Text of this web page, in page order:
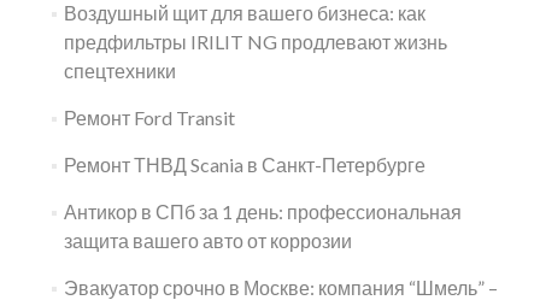
Воздушный щит для вашего бизнеса: как
предфильтры IRILIT NG продлевают жизнь
спецтехники
Ремонт Ford Transit
Ремонт ТНВД Scania в Санкт-Петербурге
Антикор в СПб за 1 день: профессиональная
защита вашего авто от коррозии
Эвакуатор срочно в Москве: компания “Шмель” –